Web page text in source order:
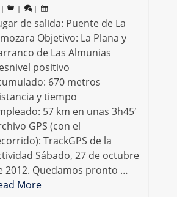
| | |
de salida: Puente de La
Objetivo: La Plana y
de Las Almunias
positivo
670 metros
y tiempo
57 km en unas 3h45′
GPS (con el
TrackGPS de la
Sábado, 27 de octubre
2012. Quedamos pronto …
More